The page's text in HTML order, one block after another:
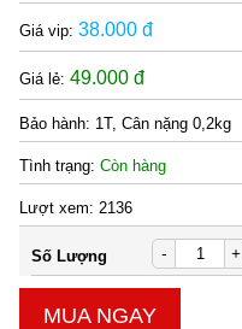
Giá vip:38.000 đ
Giá lẻ:49.000 đ
Bảo hành: 1T, Cân nặng 0,2kg
Tình trạng:Còn hàng
Lượt xem:2136
Số Lượng - +
MUA NGAY